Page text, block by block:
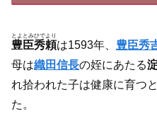
豊臣秀頼
とよとみひでより
は1593年、 豊臣秀
母は織田信長の姪にあたる
れ拾われた子は健康に育つ
た。